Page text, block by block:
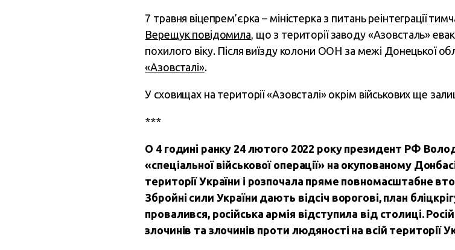
7 травня віцепрем’єрка – міністерка з питань реінтеграції
Верещук повідомила , що з території заводу «Азовсталь»
похилого віку. Після виїзду колони ООН за межі Донецької
«Азовсталі».
У сховищах на території «Азовсталі» окрім військових ще
***
О 4 годині ранку 24 лютого 2022 року президент РФ
«спеціальної військової операції» на окупованому
території України і розпочала пряме повномасштабне
Збройні сили України дають відсіч ворогові, план
провалився, російська армія відступила від столиці.
злочинів та злочинів проти людяності на всій території